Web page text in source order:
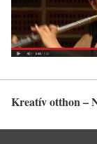
Kreatív otthon –